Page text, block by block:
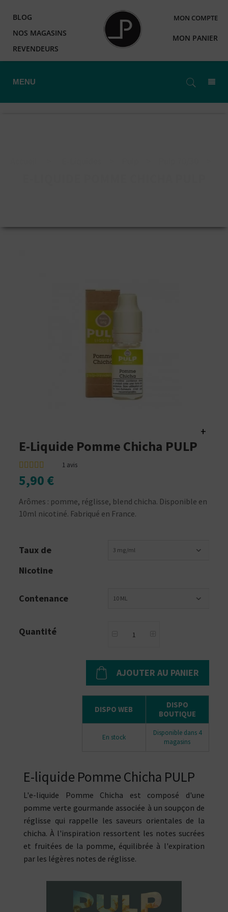
BLOG
NOS MAGASINS
REVENDEURS
MON COMPTE
MON PANIER
MENU
+
E-Liquide Pomme Chicha PULP
1 avis
5,90 €
Arômes : pomme, réglisse, blend chicha. Disponible en
10ml nicotiné. Fabriqué en France.
Taux de
Nicotine
3 mg/ml
Contenance 10 ML
Quantité
AJOUTER AU PANIER
DISPO WEB
DISPO
BOUTIQUE
En stock
Disponible dans 4
magasins
E-liquide Pomme Chicha PULP
L'e-liquide Pomme Chicha est composé d'une
pomme verte gourmande associée à un soupçon de
réglisse qui rappelle les saveurs orientales de la
chicha. À l'inspiration ressortent les notes sucrées
et fruitées de la pomme, équilibrée à l'expiration
par les légères notes de réglisse.